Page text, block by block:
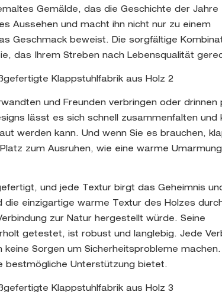
Gemälde, das die Geschichte der Jahre
Aussehen und macht ihn nicht nur zu einem
Geschmack beweist. Die sorgfältige
das Ihrem Streben nach Lebensqualität
und Freunden verbringen oder drinnen
lässt es sich schnell zusammenfalten und
werden kann. Und wenn Sie es brauchen,
zum Ausruhen, wie eine warme
und jede Textur birgt das Geheimnis
die einzigartige warme Textur des Holzes
zur Natur hergestellt würde. Seine
getestet, ist robust und langlebig. Jede
Sorgen um Sicherheitsprobleme machen.
bestmögliche Unterstützung bietet.